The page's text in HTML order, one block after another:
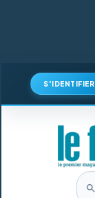
S'IDENTIFIER